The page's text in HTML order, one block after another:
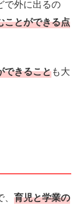
で外に出るの
ことができる点
できることも大
育児と学業の